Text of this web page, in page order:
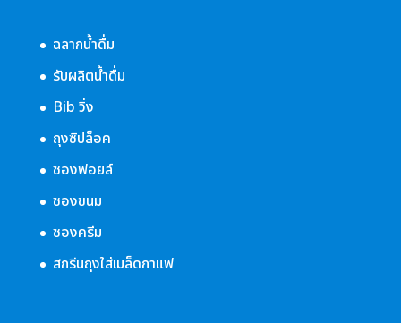
ฉลากน้ำดื่ม
รับผลิตน้ำดื่ม
Bib วิ่ง
ถุงซิปล็อค
ซองฟอยล์
ซองขนม
ซองครีม
สกรีนถุงใส่เมล็ดกาแฟ